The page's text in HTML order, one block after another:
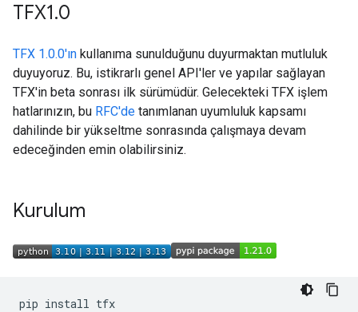
TFX1.0
TFX 1.0.0'ın kullanıma sunulduğunu duyurmaktan mutluluk
duyuyoruz. Bu, istikrarlı genel API'ler ve yapılar sağlayan
TFX'in beta sonrası ilk sürümüdür. Gelecekteki TFX işlem
hatlarınızın, bu RFC'de tanımlanan uyumluluk kapsamı
dahilinde bir yükseltme sonrasında çalışmaya devam
edeceğinden emin olabilirsiniz.
Kurulum
pip install